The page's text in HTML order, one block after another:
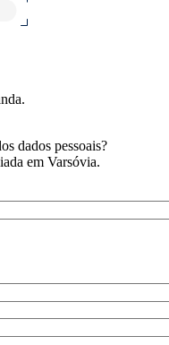
dados pessoais?
em Varsóvia.